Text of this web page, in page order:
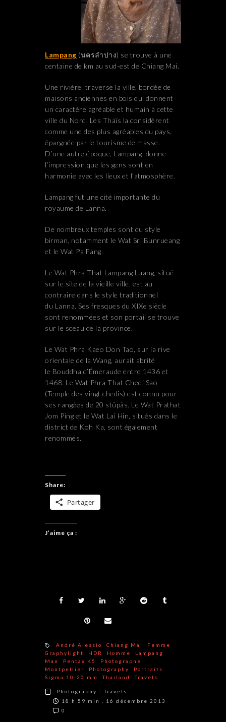
Lampang (นครลำปาง) se trouve à une
centaine de km au sud-est de Chiang Mai.
Une rivière traverse la ville, bordée de
maisons anciennes en bois qui donnent
un caractère agréable et humain à cette
ville du Nord. Les Thaïs la considèrent
comme une des plus agréables du pays,
épargnée par le tourisme de masse.
D’une autre époque, Lampang donne
l’impression que les gens sont en
harmonie avec les lieux et l’atmosphère.
Lampang fut une cité importante du
royaume de Lanna.
De nombreux temples sont du style
birman, notamment le Wat Sri Bunrueang
et le Wat Pa Fang.
Le Wat Phra That Lampang Luang, situé
sur le site de la vieille ville, est au
contraire dans le style traditionnel
du Lanna. Ses fresques du XIXe siècle
sont renommées et son portail se trouve
sur le sceau de la province.
Le Wat Phra Kaeo Don Tao, sur la rive
orientale de la Wang, aurait abrité
le Bouddha d’Émeraude entre 1436 et
1468. Le Wat Phra That Chedi Sao
(Temple des vingt chedis) est connu pour
ses rangées de 20 stûpâs. Le Wat Prathat
Jom Ping et le Wat Lai Hin, situés dans le
district de Koh Ka, sont également
renommés.
Share:
Partager
J’aime ça :
André Alessio Chiang Mai
Femme
Graphylight
HDR Homme
Lampang
Man
Pentax K5
Photographe
Montpellier
Photography
Portraits
Sigma 10-20 mm
Thailand Travels
Photography /Travels
18 h 59 min , 16 décembre 2013
0